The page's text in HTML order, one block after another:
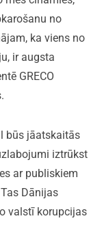
no
ka viens no
ir augsta
GRECO
būs jāatskaitās
iztrūkst
ar publiskiem
Dānijas
valstī korupcijas